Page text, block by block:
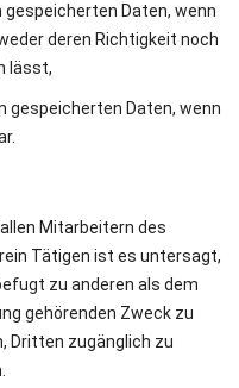
gespeicherten Daten, wenn
deren Richtigkeit noch
lässt,
gespeicherten Daten, wenn
Mitarbeitern des
Tätigen ist es untersagt,
zu anderen als dem
gehörenden Zweck zu
Dritten zugänglich zu